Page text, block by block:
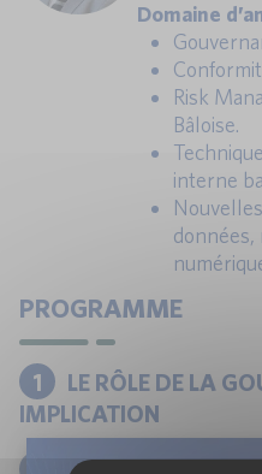
Domaine
Risk
Bâloise.
interne
PROGRAMME
1
LE RÔLE DE LA
IMPLICATION